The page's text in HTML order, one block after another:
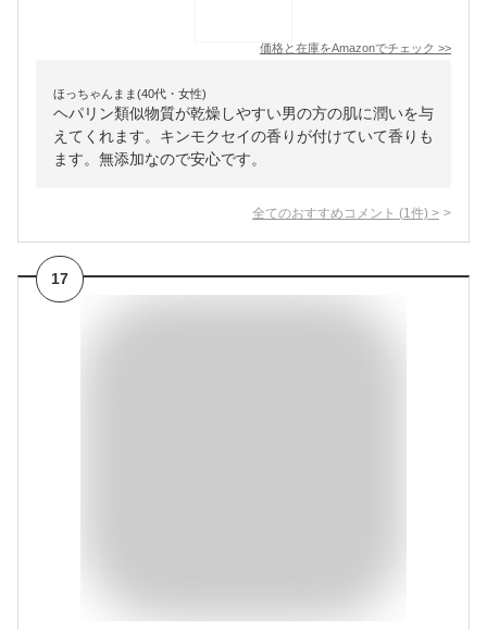
価格と在庫をAmazonでチェック >>
ほっちゃんまま(40代・女性)
ヘパリン類似物質が乾燥しやすい男の方の肌に潤いを与
えてくれます。キンモクセイの香りが付けていて香りも
ます。無添加なので安心です。
全てのおすすめコメント (1 件) >
17